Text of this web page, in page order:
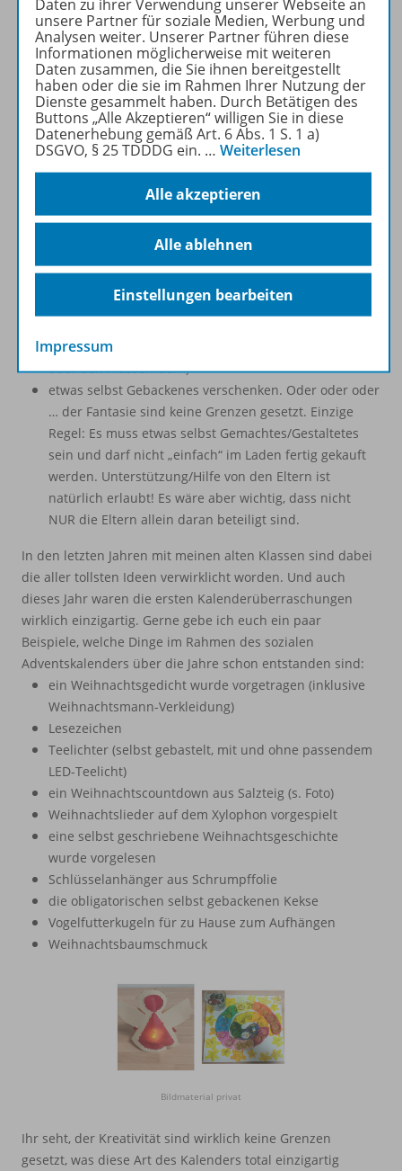
Ich ordne jedem Kind ein Datum in der Adventszeit zu.
Dieses Jahr waren es genau 23 Tage (vom 1. bis zum 23.
Dezember), was sehr praktisch ist, da ich genau 23 Kinder
in der Klasse habe. Montags sind dann logischerweise drei
Kinder dran, damit das Wochenende auch mit gerechnet
wird.
Jedes Kind überlegt sich dann für seinen zugeordneten
Tag, an dem es dran ist, eine Sache, die es für alle Kinder
der Klasse gestalten, vorstellen oder mitbringen möchte.
ein Gedicht auswendig lernen und aufsagen
etwas selbst Gebasteltes verschenken (für jedes Kind
oder den Klassenraum)
etwas selbst Gebackenes verschenken. Oder oder oder
… der Fantasie sind keine Grenzen gesetzt. Einzige
Regel: Es muss etwas selbst Gemachtes/Gestaltetes
sein und darf nicht „einfach“ im Laden fertig gekauft
werden. Unterstützung/Hilfe von den Eltern ist
natürlich erlaubt! Es wäre aber wichtig, dass nicht
NUR die Eltern allein daran beteiligt sind.
In den letzten Jahren mit meinen alten Klassen sind dabei
die aller tollsten Ideen verwirklicht worden. Und auch
dieses Jahr waren die ersten Kalenderüberraschungen
wirklich einzigartig. Gerne gebe ich euch ein paar
Beispiele, welche Dinge im Rahmen des sozialen
Adventskalenders über die Jahre schon entstanden sind:
ein Weihnachtsgedicht wurde vorgetragen (inklusive
Weihnachtsmann-Verkleidung)
Lesezeichen
Teelichter (selbst gebastelt, mit und ohne passendem
LED-Teelicht)
ein Weihnachtscountdown aus Salzteig (s. Foto)
Weihnachtslieder auf dem Xylophon vorgespielt
eine selbst geschriebene Weihnachtsgeschichte
wurde vorgelesen
Schlüsselanhänger aus Schrumpffolie
die obligatorischen selbst gebackenen Kekse
Vogelfutterkugeln für zu Hause zum Aufhängen
Weihnachtsbaumschmuck
Bildmaterial privat
Ihr seht, der Kreativität sind wirklich keine Grenzen
gesetzt, was diese Art des Kalenders total einzigartig
Daten zu ihrer Verwendung unserer Webseite an
unsere Partner für soziale Medien, Werbung und
Analysen weiter. Unserer Partner führen diese
Informationen möglicherweise mit weiteren
Daten zusammen, die Sie ihnen bereitgestellt
haben oder die sie im Rahmen Ihrer Nutzung der
Dienste gesammelt haben. Durch Betätigen des
Buttons „Alle Akzeptieren“ willigen Sie in diese
Datenerhebung gemäß Art. 6 Abs. 1 S. 1 a)
DSGVO, § 25 TDDDG ein. … Weiterlesen
Alle akzeptieren
Alle ablehnen
Einstellungen bearbeiten
Impressum